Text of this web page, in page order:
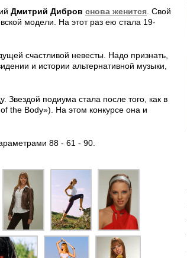
Дмитрий Дибров снова женится . Свой
модели. На этот раз ею стала 19-
счастливой невесты. Надо признать,
и истории альтернативной музыки,
подиума стала после того, как в
the Body»). На этом конкурсе она и
88 - 61 - 90.